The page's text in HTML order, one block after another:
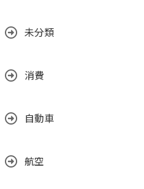
未分類
消費
自動車
航空